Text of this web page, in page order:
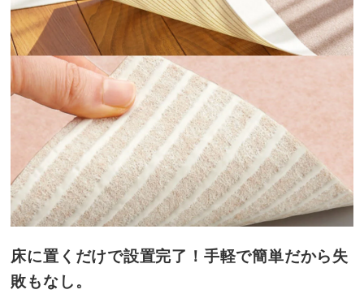
床に置くだけで設置完了！手軽で簡単だから失
敗もなし。